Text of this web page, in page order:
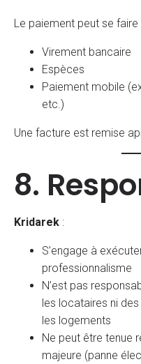
Le paiement peut se faire
Virement bancaire
Espèces
Paiement mobile
etc.)
Une facture est remise
8.
Kridarek :
S’engage à
professionnalisme
N’est pas
les locataires ni
les logements
Ne peut être tenue
majeure (panne